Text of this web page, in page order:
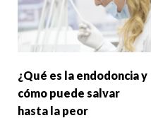
¿Qué es la endodoncia y
cómo puede salvar
hasta la peor